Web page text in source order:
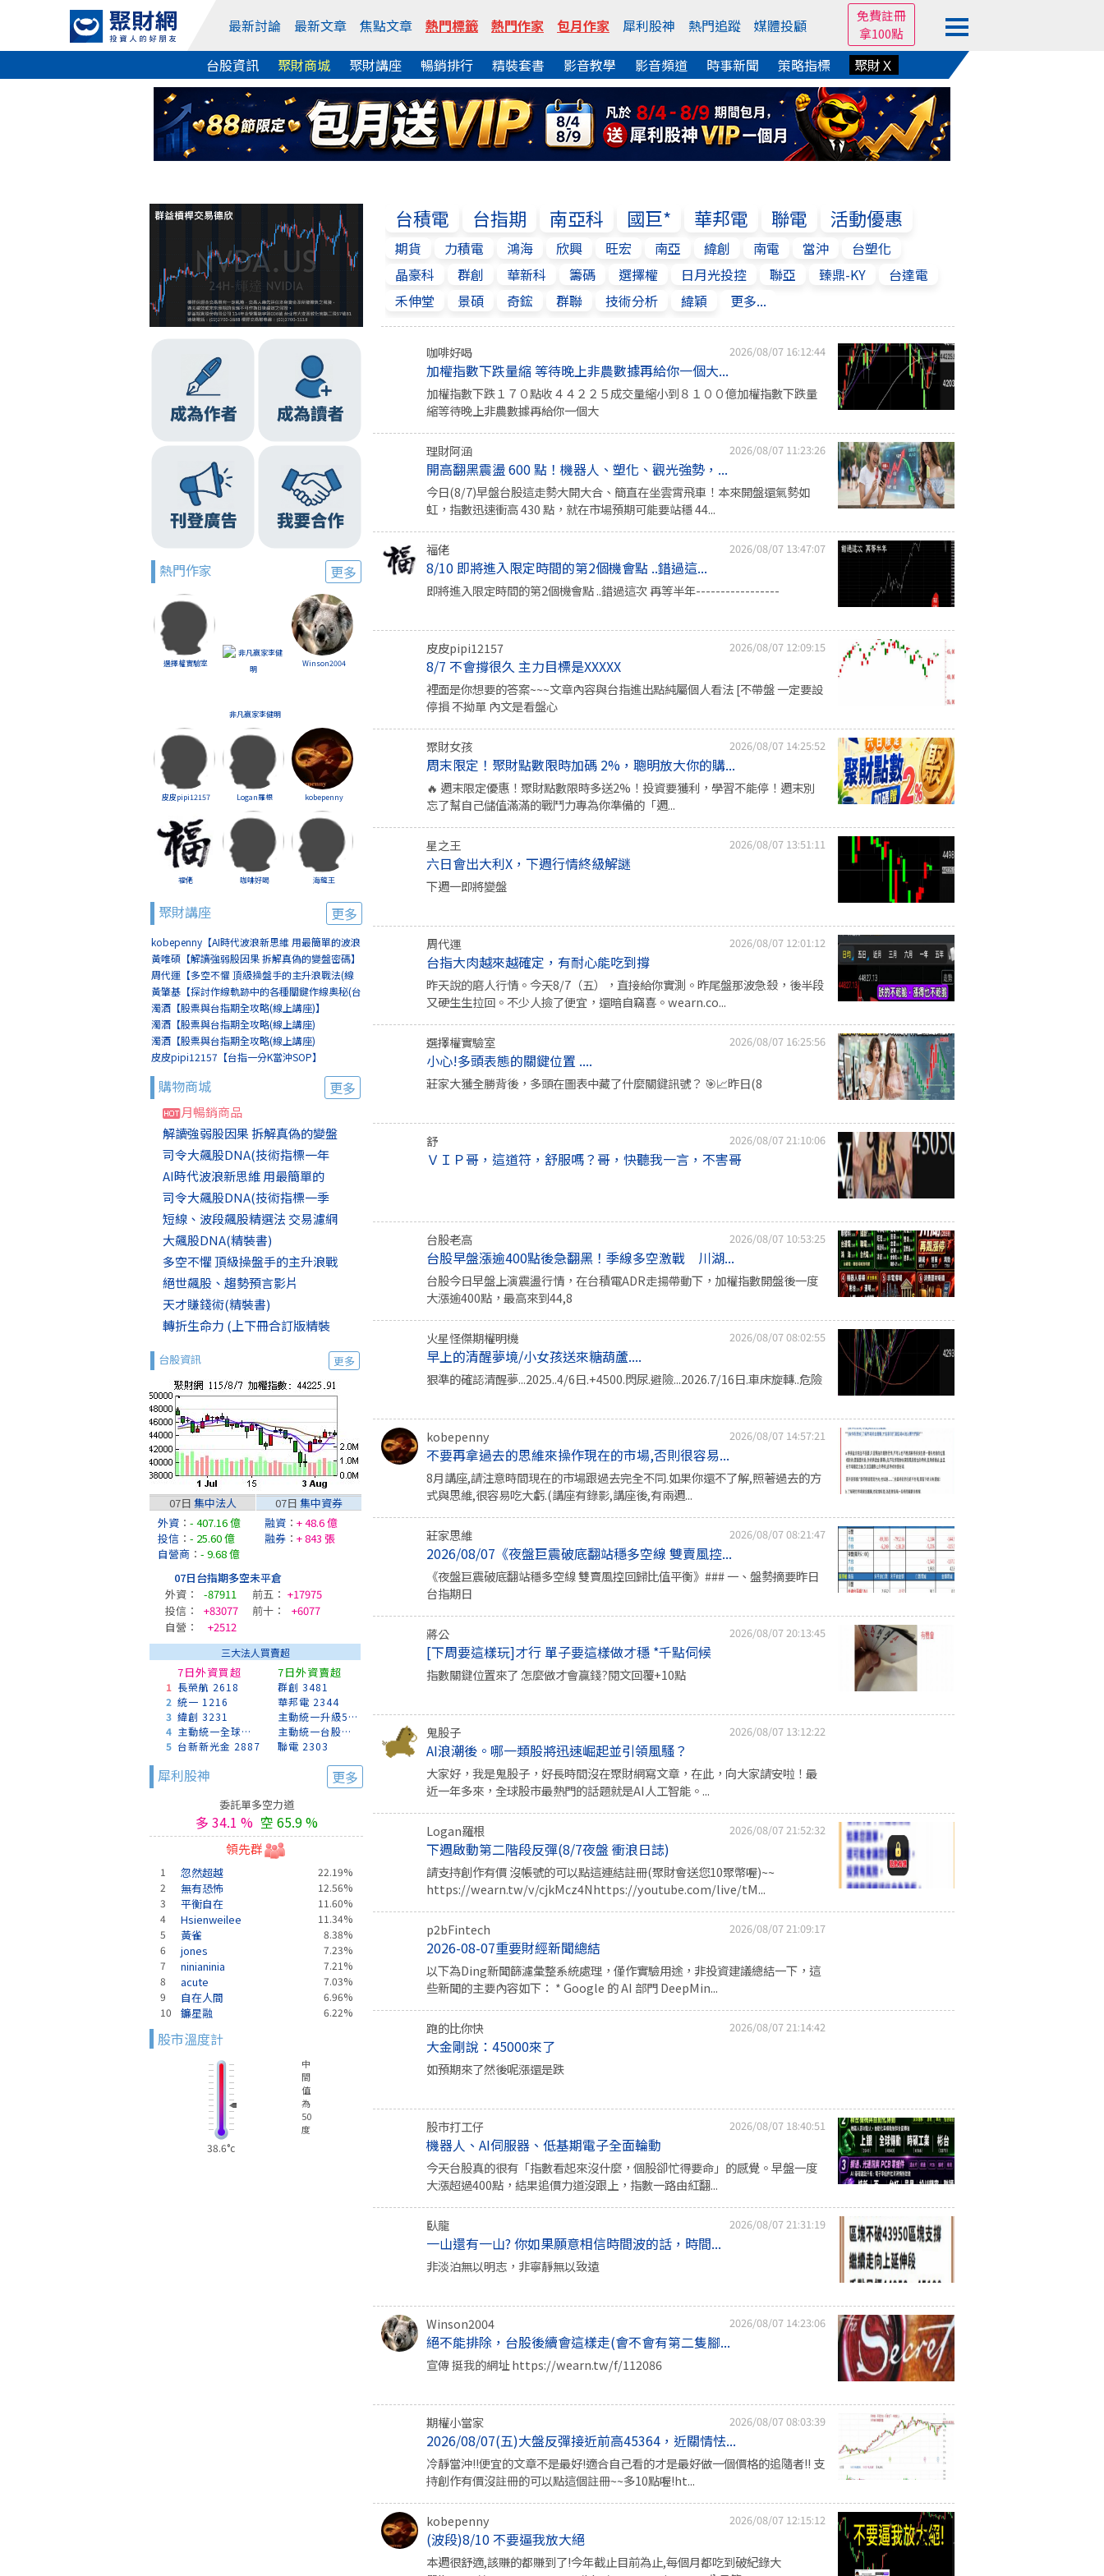
最新討論 最新文章 焦點文章 熱門標籤 熱門作家 包月作家 犀利股神 熱門追蹤 媒體投顧
免費註冊
拿100點
台股資訊 聚財商城 聚財講座 暢銷排行 精裝套書 影音教學 影音頻道 時事新聞 策略指標 聚財Ｘ
熱門作家 更多
選擇權實驗室
非凡贏家李健明
Winson2004
皮皮pipi12157 Logan羅根 kobepenny
福佬 咖啡好喝 海龍王
聚財講座 更多
kobepenny【AI時代波浪新思維 用最簡單的波浪
賺最簡單的錢(線上講座)】
黃唯碩【解讀強弱股因果 拆解真偽的變盤密碼】
周代運【多空不懼 頂級操盤手的主升浪戰法(線
上講座)】
黃肇基【探討作線軌跡中的各種關鍵作線奧秘(台
北)】
濁酒【股票與台指期全攻略(線上講座)】
濁酒【股票與台指期全攻略(線上講座)
(8/2+8/9)】
濁酒【股票與台指期全攻略(線上講座)
(8/16+8/23)】
皮皮pipi12157【台指一分K當沖SOP】
購物商城 更多
月暢銷商品
解讀強弱股因果 拆解真偽的變盤
司令大飆股DNA(技術指標一年
AI時代波浪新思維 用最簡單的
司令大飆股DNA(技術指標一季
短線、波段飆股精選法 交易濾網
大飆股DNA(精裝書)
多空不懼 頂級操盤手的主升浪戰
絕世飆股、趨勢預言影片
天才賺錢術(精裝書)
轉折生命力 (上下冊合訂版精裝
台股資訊 更多
07日 集中法人
外資 ： - 407.16 億
投信 ： - 25.60 億
自營商 ： - 9.68 億
07日 集中資券
融資 ： + 48.6 億
融券 ： + 843 張
07日台指期多空未平倉
外資：
-87911 前五： +17975
投信：
+83077 前十：
+6077
自營：
+2512
三大法人買賣超
1
2
3
4
5
7日外資買超
長榮航 2618
統一 1216
緯創 3231
主動統一全球創新 00988A
台新新光金 2887
7日外資賣超
群創 3481
華邦電 2344
主動統一升級50 00403A
主動統一台股增長 00981A
聯電 2303
犀利股神 更多
委託單多空力道
多 34.1 % 空 65.9 %
領先群
1 忽然超越
22.19%
2
無有恐怖
12.56%
3
平衡自在
11.60%
4
Hsienweilee
11.34%
5
黃雀
8.38%
6
jones
7.23%
7
ninianinia
7.21%
8
acute
7.03%
9
自在人間
6.96%
10
鐮星融 6.22%
股市溫度計
中
間
值
為
50
度
38.6°c
台積電 台指期 南亞科 國巨* 華邦電 聯電 活動優惠
期貨 力積電 鴻海 欣興 旺宏 南亞 緯創 南電 當沖
台塑化
晶豪科
群創 華新科 籌碼 選擇權 日月光投控 聯亞 臻鼎-KY
台達電
禾伸堂
景碩 奇鋐 群聯 技術分析 緯穎 更多...
咖啡好喝 2026/08/07 16:12:44
加權指數下跌量縮 等待晚上非農數據再給你一個大...
加權指數下跌１７０點收４４２２５成交量縮小到８１００億加權指數下跌量
縮等待晚上非農數據再給你一個大
理財阿涵 2026/08/07 11:23:26
開高翻黑震盪 600 點！機器人、塑化、觀光強勢，...
今日(8/7)早盤台股這走勢大開大合、簡直在坐雲霄飛車！本來開盤還氣勢如
虹，指數迅速衝高 430 點，就在市場預期可能要站穩 44...
福佬 2026/08/07 13:47:07
8/10 即將進入限定時間的第2個機會點 ..錯過這...
即將進入限定時間的第2個機會點 ..錯過這次 再等半年-----------------
皮皮pipi12157 2026/08/07 12:09:15
8/7 不會撐很久 主力目標是XXXXX
裡面是你想要的答案~~~文章內容與台指進出點純屬個人看法 [不帶盤 一定要設
停損 不拗單 內文是看盤心
聚財女孩 2026/08/07 14:25:52
周末限定！聚財點數限時加碼 2%，聰明放大你的購...
🔥 週末限定優惠！聚財點數限時多送2%！投資要獲利，學習不能停！週末別
忘了幫自己儲值滿滿的戰鬥力專為你準備的「週...
星之王 2026/08/07 13:51:11
六日會出大利X，下週行情終級解謎
下週一即將變盤
周代運 2026/08/07 12:01:12
台指大肉越來越確定，有耐心能吃到撐
昨天說的磨人行情。今天8/7（五），直接給你實測。昨尾盤那波急殺，後半段
又硬生生拉回。不少人撿了便宜，還暗自竊喜。wearn.co...
選擇權實驗室 2026/08/07 16:25:56
小心!多頭表態的關鍵位置 ....
莊家大獲全勝背後，多頭在圖表中藏了什麼關鍵訊號？ 🎯📈昨日(8
舒 2026/08/07 21:10:06
ＶＩＰ哥，這道符，舒服嗎？哥，快聽我一言，不害哥
台股老高 2026/08/07 10:53:25
台股早盤漲逾400點後急翻黑！季線多空激戰 川湖...
台股今日早盤上演震盪行情，在台積電ADR走揚帶動下，加權指數開盤後一度
大漲逾400點，最高來到44,8
火星怪傑期權明機 2026/08/07 08:02:55
早上的清醒夢境/小女孩送來糖葫蘆....
狠準的確認清醒夢...2025..4/6日.+4500.閃尿.避險...2026.7/16日.車床旋轉..危險
kobepenny 2026/08/07 14:57:21
不要再拿過去的思維來操作現在的市場,否則很容易...
8月講座,請注意時間現在的市場跟過去完全不同.如果你還不了解,照著過去的方
式與思維,很容易吃大虧.(講座有錄影,講座後,有兩週...
莊家思維 2026/08/07 08:21:47
2026/08/07《夜盤巨震破底翻站穩多空線 雙賣風控...
《夜盤巨震破底翻站穩多空線 雙賣風控回歸比值平衡》### 一、盤勢摘要昨日
台指期日
蔣公 2026/08/07 20:13:45
[下周要這樣玩]才行 單子要這樣做才穩 *千點伺候
指數關鍵位置來了 怎麼做才會贏錢?閱文回覆+10點
鬼股子 2026/08/07 13:12:22
AI浪潮後。哪一類股將迅速崛起並引領風騷？
大家好，我是鬼股子，好長時間沒在聚財網寫文章，在此，向大家請安啦！最
近一年多來，全球股市最熱門的話題就是AI人工智能。...
Logan羅根 2026/08/07 21:52:32
下週啟動第二階段反彈(8/7夜盤 衝浪日誌)
請支持創作有價 沒帳號的可以點這連結註冊(聚財會送您10聚幣喔)~~
https://wearn.tw/v/cjkMcz4Nhttps://youtube.com/live/tM...
p2bFintech 2026/08/07 21:09:17
2026-08-07重要財經新聞總結
以下為Ding新聞篩濾彙整系統處理，僅作實驗用途，非投資建議總結一下，這
些新聞的主要內容如下： * Google 的 AI 部門 DeepMin...
跑的比你快 2026/08/07 21:14:42
大金剛說：45000來了
如預期來了然後呢漲還是跌
股市打工仔 2026/08/07 18:40:51
機器人、AI伺服器、低基期電子全面輪動
今天台股真的很有「指數看起來沒什麼，個股卻忙得要命」的感覺。早盤一度
大漲超過400點，結果追價力道沒跟上，指數一路由紅翻...
臥龍 2026/08/07 21:31:19
一山還有一山? 你如果願意相信時間波的話，時間...
非淡泊無以明志，非寧靜無以致遠
Winson2004 2026/08/07 14:23:06
絕不能排除，台股後續會這樣走(會不會有第二隻腳...
宣傳 挺我的網址 https://wearn.tw/f/112086
期權小當家 2026/08/07 08:03:39
2026/08/07(五)大盤反彈接近前高45364，近關情怯...
冷靜當沖!!便宜的文章不是最好!適合自己看的才是最好做一個價格的追隨者!! 支
持創作有價沒註冊的可以點這個註冊~~多10點喔!ht...
kobepenny 2026/08/07 12:15:12
(波段)8/10 不要逼我放大絕
本週很舒適,該賺的都賺到了!今年截止目前為止,每個月都吃到破紀錄大